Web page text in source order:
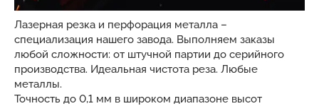
Лазерная резка и перфорация металла –
специализация нашего завода. Выполняем заказы
любой сложности: от штучной партии до серийного
производства. Идеальная чистота реза. Любые
металлы.
Точность до 0,1 мм в широком диапазоне высот